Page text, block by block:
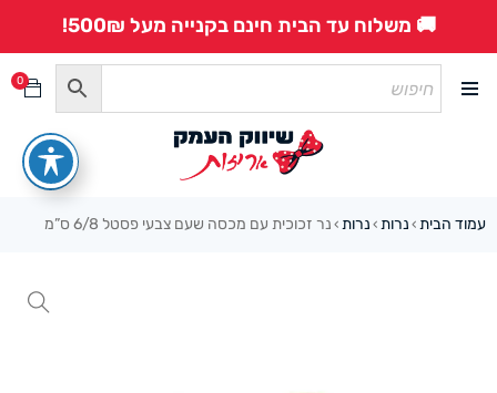
🚚 משלוח עד הבית חינם בקנייה מעל 500₪!
0
עמוד הבית › נרות › נרות › נר זכוכית עם מכסה שעם צבעי פסטל 6/8 ס”מ